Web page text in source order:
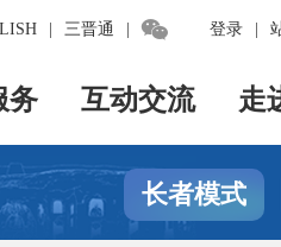
登录
三晋通 
务 互动交流 走
长者模式